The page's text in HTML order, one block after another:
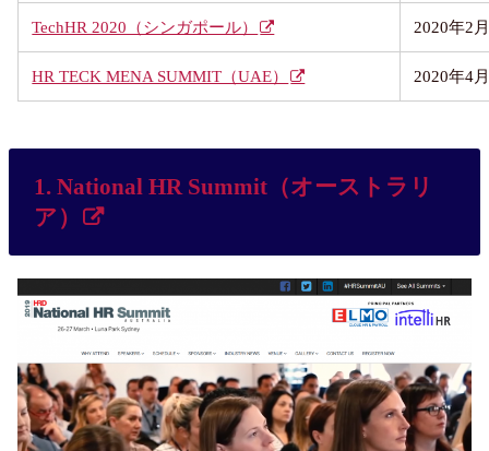
TechHR 2020（シンガポール） 2020年2
HR TECK MENA SUMMIT（UAE） 2020年4
1. National HR Summit（オーストラリ
ア）